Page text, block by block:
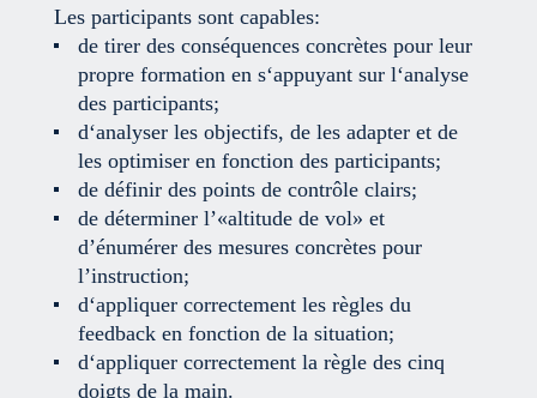
Les participants sont capables:
de tirer des conséquences concrètes pour leur
propre formation en s‘appuyant sur l‘analyse
des participants;
d‘analyser les objectifs, de les adapter et de
les optimiser en fonction des participants;
de définir des points de contrôle clairs;
de déterminer l’«altitude de vol» et
d’énumérer des mesures concrètes pour
l’instruction;
d‘appliquer correctement les règles du
feedback en fonction de la situation;
d‘appliquer correctement la règle des cinq
doigts de la main.